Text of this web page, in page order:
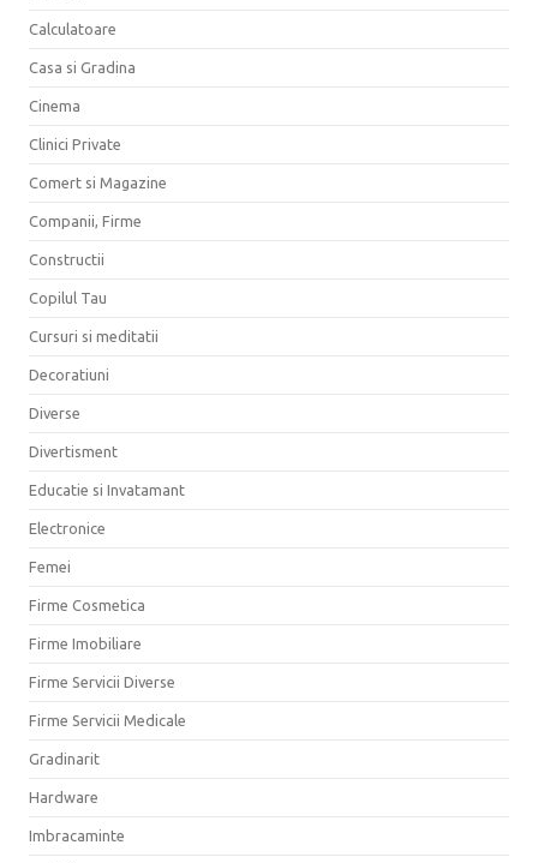
Calculatoare
Casa si Gradina
Cinema
Clinici Private
Comert si Magazine
Companii, Firme
Constructii
Copilul Tau
Cursuri si meditatii
Decoratiuni
Diverse
Divertisment
Educatie si Invatamant
Electronice
Femei
Firme Cosmetica
Firme Imobiliare
Firme Servicii Diverse
Firme Servicii Medicale
Gradinarit
Hardware
Imbracaminte